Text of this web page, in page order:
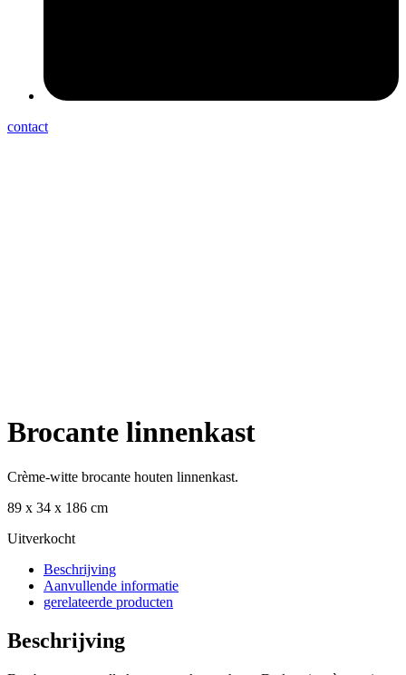
contact
Brocante linnenkast
Crème-witte brocante houten linnenkast.
89 x 34 x 186 cm
Uitverkocht
Beschrijving
Aanvullende informatie
gerelateerde producten
Beschrijving